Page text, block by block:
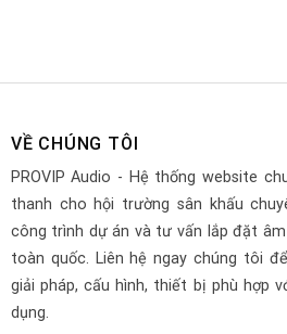
VỀ CHÚNG TÔI
PROVIP Audio - Hệ thống website
thanh cho hội trường sân khấu
công trình dự án và tư vấn lắp đặt
toàn quốc. Liên hệ ngay chúng tôi
giải pháp, cấu hình, thiết bị phù hợp
dụng.